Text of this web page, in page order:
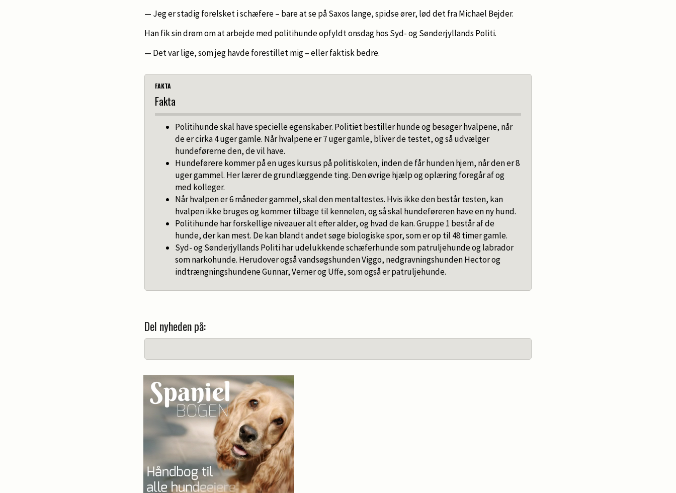
— Jeg er stadig forelsket i schæfere – bare at se på Saxos lange, spidse ører, lød det fra Michael Bejder.
Han fik sin drøm om at arbejde med politihunde opfyldt onsdag hos Syd- og Sønderjyllands Politi.
— Det var lige, som jeg havde forestillet mig – eller faktisk bedre.
FAKTA
Fakta
Politihunde skal have specielle egenskaber. Politiet bestiller hunde og besøger hvalpene, når
de er cirka 4 uger gamle. Når hvalpene er 7 uger gamle, bliver de testet, og så udvælger
hundeførerne den, de vil have.
Hundeførere kommer på en uges kursus på politiskolen, inden de får hunden hjem, når den er 8
uger gammel. Her lærer de grundlæggende ting. Den øvrige hjælp og oplæring foregår af og
med kolleger.
Når hvalpen er 6 måneder gammel, skal den mentaltestes. Hvis ikke den består testen, kan
hvalpen ikke bruges og kommer tilbage til kennelen, og så skal hundeføreren have en ny hund.
Politihunde har forskellige niveauer alt efter alder, og hvad de kan. Gruppe 1 består af de
hunde, der kan mest. De kan blandt andet søge biologiske spor, som er op til 48 timer gamle.
Syd- og Sønderjyllands Politi har udelukkende schæferhunde som patruljehunde og labrador
som narkohunde. Herudover også vandsøgshunden Viggo, nedgravningshunden Hector og
indtrængningshundene Gunnar, Verner og Uffe, som også er patruljehunde.
Del nyheden på: